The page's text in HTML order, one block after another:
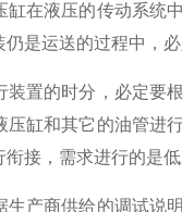
液压的传动系统中
是运送的过程中，
的时分，必定要根
压缸和其它的油管进
接，需求进行的是
产商供给的调试说